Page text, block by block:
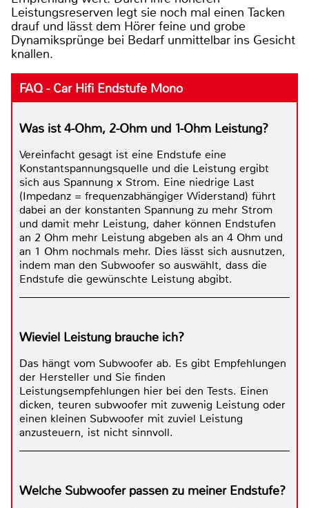
Leistungsreserven legt sie noch mal einen Tacken
drauf und lässt dem Hörer feine und grobe
Dynamiksprünge bei Bedarf unmittelbar ins Gesicht
knallen.
FAQ - Car Hifi Endstufe Mono
Was ist 4-Ohm, 2-Ohm und 1-Ohm Leistung?
Vereinfacht gesagt ist eine Endstufe eine
Konstantspannungsquelle und die Leistung ergibt
sich aus Spannung x Strom. Eine niedrige Last
(Impedanz = frequenzabhängiger Widerstand) führt
dabei an der konstanten Spannung zu mehr Strom
und damit mehr Leistung, daher können Endstufen
an 2 Ohm mehr Leistung abgeben als an 4 Ohm und
an 1 Ohm nochmals mehr. Dies lässt sich ausnutzen,
indem man den Subwoofer so auswählt, dass die
Endstufe die gewünschte Leistung abgibt.
Wieviel Leistung brauche ich?
Das hängt vom Subwoofer ab. Es gibt Empfehlungen
der Hersteller und Sie finden
Leistungsempfehlungen hier bei den Tests. Einen
dicken, teuren subwoofer mit zuwenig Leistung oder
einen kleinen Subwoofer mit zuviel Leistung
anzusteuern, ist nicht sinnvoll.
Welche Subwoofer passen zu meiner Endstufe?